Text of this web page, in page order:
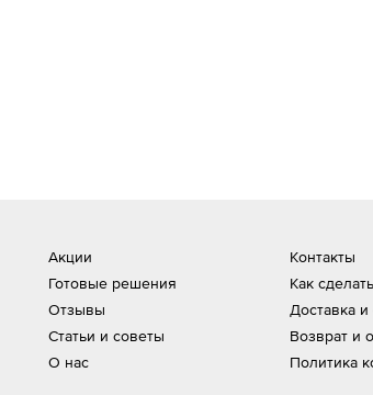
Акции
Готовые решения
Отзывы
Статьи и советы
О нас
Контакты
Как
Доставка и
Возврат и
Политика